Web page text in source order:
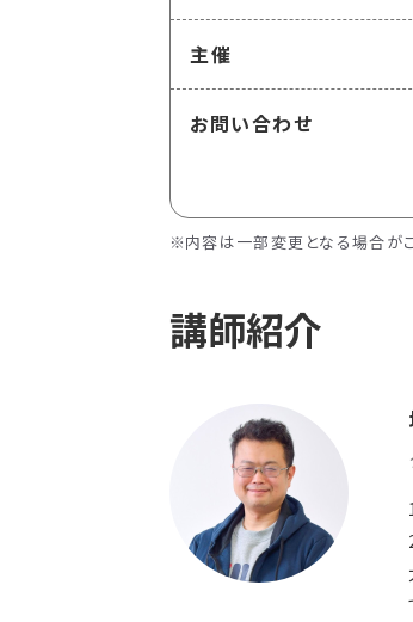
主催
お問い合わせ
内容は一部変更となる場合がご
講師紹介